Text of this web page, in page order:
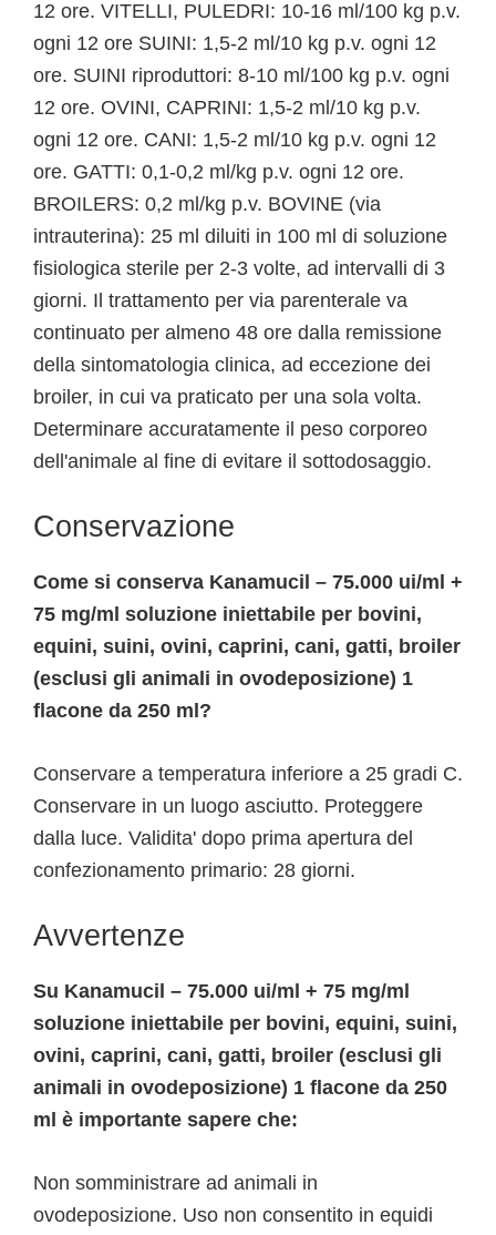
12 ore. VITELLI, PULEDRI: 10-16 ml/100 kg p.v.
ogni 12 ore SUINI: 1,5-2 ml/10 kg p.v. ogni 12
ore. SUINI riproduttori: 8-10 ml/100 kg p.v. ogni
12 ore. OVINI, CAPRINI: 1,5-2 ml/10 kg p.v.
ogni 12 ore. CANI: 1,5-2 ml/10 kg p.v. ogni 12
ore. GATTI: 0,1-0,2 ml/kg p.v. ogni 12 ore.
BROILERS: 0,2 ml/kg p.v. BOVINE (via
intrauterina): 25 ml diluiti in 100 ml di soluzione
fisiologica sterile per 2-3 volte, ad intervalli di 3
giorni. Il trattamento per via parenterale va
continuato per almeno 48 ore dalla remissione
della sintomatologia clinica, ad eccezione dei
broiler, in cui va praticato per una sola volta.
Determinare accuratamente il peso corporeo
dell'animale al fine di evitare il sottodosaggio.
Conservazione
Come si conserva Kanamucil – 75.000 ui/ml +
75 mg/ml soluzione iniettabile per bovini,
equini, suini, ovini, caprini, cani, gatti, broiler
(esclusi gli animali in ovodeposizione) 1
flacone da 250 ml?
Conservare a temperatura inferiore a 25 gradi C.
Conservare in un luogo asciutto. Proteggere
dalla luce. Validita' dopo prima apertura del
confezionamento primario: 28 giorni.
Avvertenze
Su Kanamucil – 75.000 ui/ml + 75 mg/ml
soluzione iniettabile per bovini, equini, suini,
ovini, caprini, cani, gatti, broiler (esclusi gli
animali in ovodeposizione) 1 flacone da 250
ml è importante sapere che:
Non somministrare ad animali in
ovodeposizione. Uso non consentito in equidi